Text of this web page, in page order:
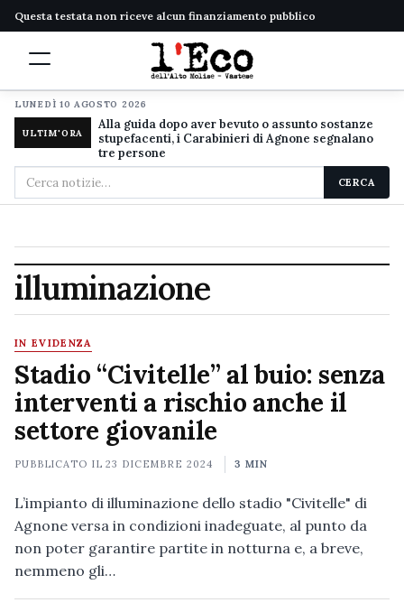
Questa testata non riceve alcun finanziamento pubblico
LUNEDÌ 10 AGOSTO 2026
ULTIM'ORA
Alla guida dopo aver bevuto o assunto sostanze
stupefacenti, i Carabinieri di Agnone segnalano
tre persone
Cerca
nel
CERCA
illuminazione
IN EVIDENZA
Stadio “Civitelle” al buio: senza
interventi a rischio anche il
settore giovanile
PUBBLICATO IL23 DICEMBRE 2024 3 MIN
L’impianto di illuminazione dello stadio "Civitelle" di
Agnone versa in condizioni inadeguate, al punto da
non poter garantire partite in notturna e, a breve,
nemmeno gli…